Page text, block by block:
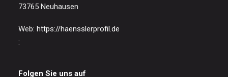
73765 Neuhausen
Web: https://haensslerprofil.de
:
Folgen Sie uns auf